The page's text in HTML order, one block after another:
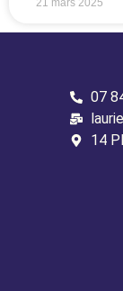
21 mars 2025
07
14